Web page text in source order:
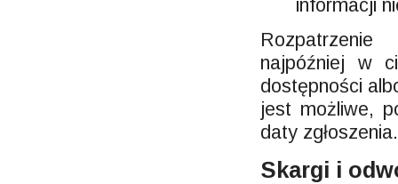
informacji
Rozpatrzenie
najpóźniej w
dostępności
jest możliwe,
daty zgłoszenia.
Skargi i